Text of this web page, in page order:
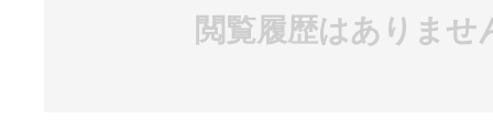
閲覧履歴はありませ